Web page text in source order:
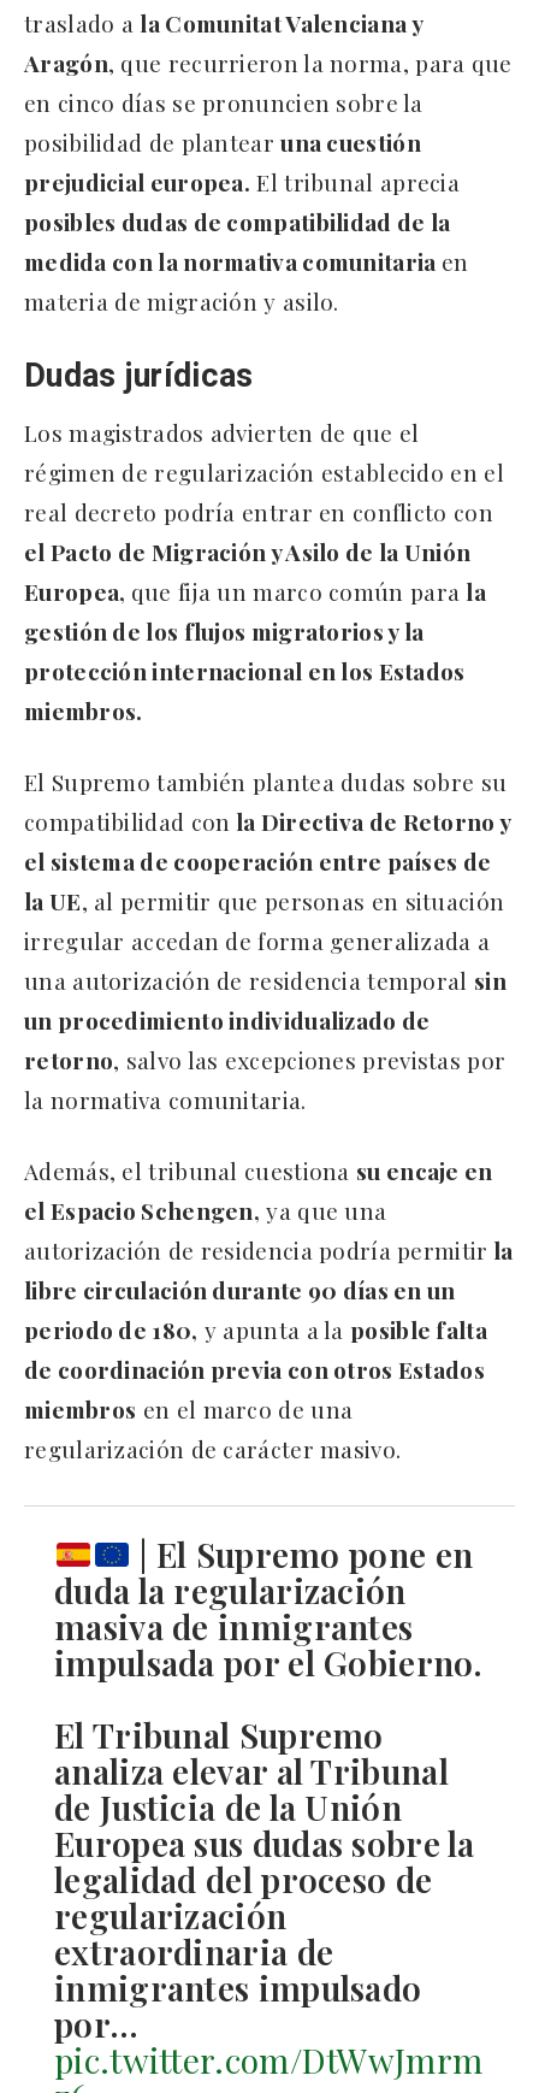
traslado a la Comunitat Valenciana y
Aragón, que recurrieron la norma, para que
en cinco días se pronuncien sobre la
posibilidad de plantearuna cuestión
prejudicial europea. El tribunal aprecia
posibles dudas de compatibilidad de la
medida con la normativa comunitaria en
materia de migración y asilo.
Dudas jurídicas
Los magistrados advierten de que el
régimen de regularización establecido en el
real decreto podría entrar en conflicto con
el Pacto de Migración y Asilo de la Unión
Europea, que fija un marco común para la
gestión de los flujos migratorios y la
protección internacional en los Estados
miembros.
El Supremo también plantea dudas sobre su
compatibilidad con la Directiva de Retorno y
el sistema de cooperación entre países de
la UE, al permitir que personas en situación
irregular accedan de forma generalizada a
una autorización de residencia temporal sin
un procedimiento individualizado de
retorno, salvo las excepciones previstas por
la normativa comunitaria.
Además, el tribunal cuestiona su encaje en
el Espacio Schengen, ya que una
autorización de residencia podría permitir la
libre circulación durante 90 días en un
periodo de 180, y apunta a la posible falta
de coordinación previa con otros Estados
miembros en el marco de una
regularización de carácter masivo.
| El Supremo pone en
duda la regularización
masiva de inmigrantes
impulsada por el Gobierno.
El Tribunal Supremo
analiza elevar al Tribunal
de Justicia de la Unión
Europea sus dudas sobre la
legalidad del proceso de
regularización
extraordinaria de
inmigrantes impulsado
por…
pic.twitter.com/DtWwJmrm